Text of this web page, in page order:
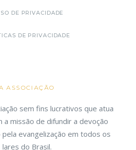
DE PRIVACIDADE
DE PRIVACIDADE
ASSOCIAÇÃO
sem fins lucrativos que atua
a missão de difundir a devoção
pela evangelização em todos os
lares do Brasil.